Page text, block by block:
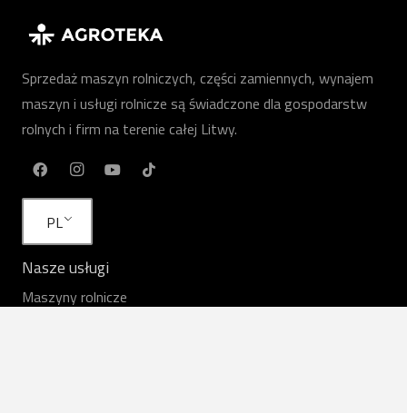
Sprzedaż maszyn rolniczych, części zamiennych, wynajem
maszyn i usługi rolnicze są świadczone dla gospodarstw
rolnych i firm na terenie całej Litwy.
PL
Nasze usługi
Maszyny rolnicze